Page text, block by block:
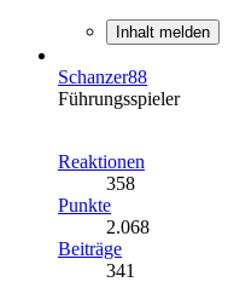
Inhalt melden
Schanzer88
Führungsspieler
Reaktionen
358
Punkte
2.068
Beiträge
341